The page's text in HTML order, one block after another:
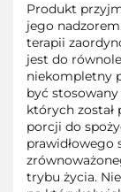
Produkt
jego
terapii
jest do
niekompletny
być stosowany
których został
porcji do
prawidłowego
trybu życia.